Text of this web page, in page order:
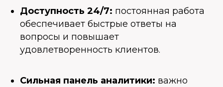
Доступность 24/7: постоянная работа
обеспечивает быстрые ответы на
вопросы и повышает
удовлетворенность клиентов.
Сильная панель аналитики: важно